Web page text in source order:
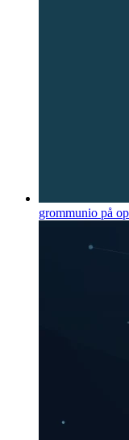
grommunio på